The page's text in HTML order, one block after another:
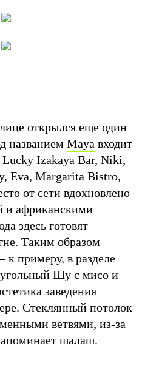
открылся еще один
названием Maya входит
Lucky Izakaya Bar, Niki,
Eva, Margarita Bistro,
от сети вдохновлено
и африканскими
здесь готовят
Таким образом
примеру, в разделе
Шу с мисо и
заведения
Стеклянный потолок
ветвями, из-за
шалаш.